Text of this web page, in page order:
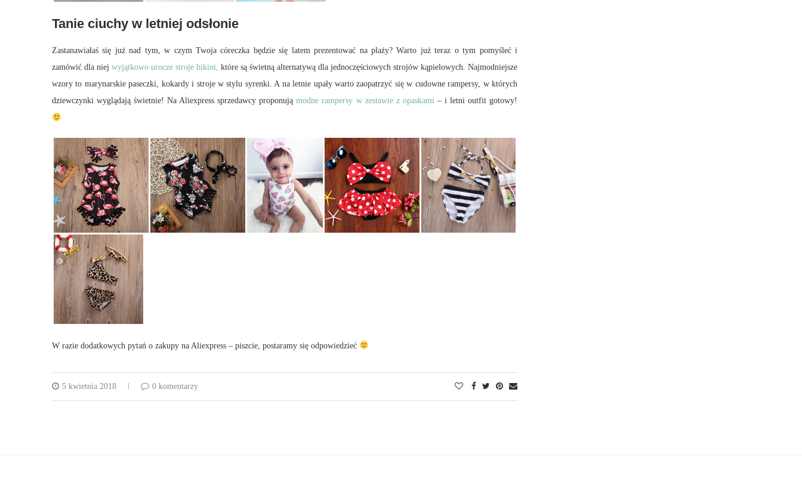
Tanie ciuchy w letniej odsłonie
Zastanawiałaś się już nad tym, w czym Twoja córeczka będzie się latem prezentować na plaży? Warto już teraz o tym pomyśleć i
zamówić dla niej wyjątkowo urocze stroje bikini, które są świetną alternatywą dla jednoczęściowych strojów kąpielowych. Najmodniejsze
wzory to marynarskie paseczki, kokardy i stroje w stylu syrenki. A na letnie upały warto zaopatrzyć się w cudowne rampersy, w których
dziewczynki wyglądają świetnie! Na Aliexpress sprzedawcy proponująmodne rampersy w zestawie z opaskami– i letni outfit gotowy!
W razie dodatkowych pytań o zakupy na Aliexpress – piszcie, postaramy się odpowiedzieć
5 kwietnia 2018 0 komentarzy